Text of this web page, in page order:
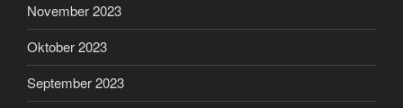
November 2023
Oktober 2023
September 2023